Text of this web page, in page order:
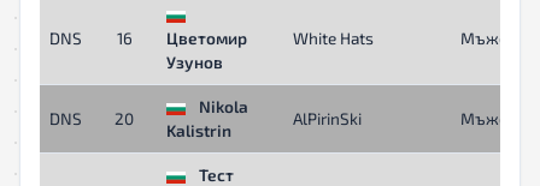
DNS 16
Цветомир
Узунов
White Hats Мъже
DNS 20
Nikola
Kalistrin
AlPirinSki Мъже
Тест